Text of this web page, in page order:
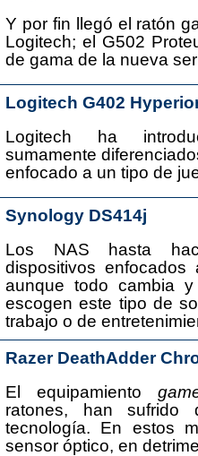
Y por fin llegó el ratón
Logitech; el G502
de gama de la nueva
Logitech G402
Logitech ha
sumamente
enfocado a un tipo de
Synology DS414j
Los NAS hasta
dispositivos
aunque todo cambia
escogen este tipo de
trabajo o de
Razer DeathAdder
El equipamiento
ratones, han sufrido
tecnología. En estos
sensor óptico, en